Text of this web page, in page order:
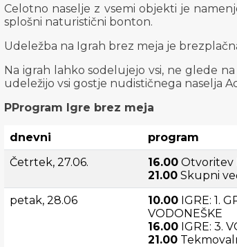
Celotno naselje z vsemi objekti je
splošni naturistični bonton.
Udeležba na Igrah brez meja je
Na igrah lahko sodelujejo vsi, ne glede
udeležijo vsi gostje nudističnega naselja
PProgram Igre brez meja
dnevni
program
Četrtek, 27.06.
16.00 Otvoritev
21.00 Skupni
petak, 28.06
10.00 IGRE: 1.
VODONEŠKE
16.00 IGRE: 3.
21.00